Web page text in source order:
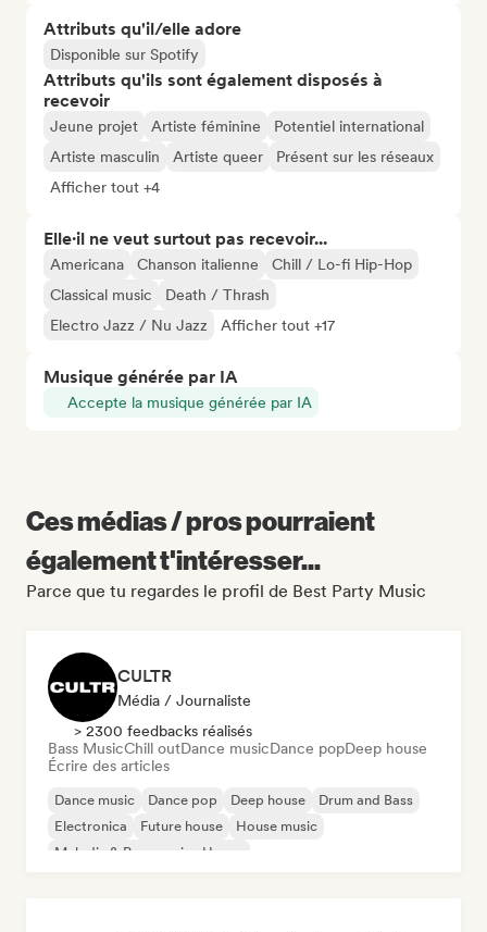
Attributs qu'il/elle adore
Disponible sur Spotify
Attributs qu'ils sont également disposés à
recevoir
Jeune projet Artiste féminine
Potentiel international
Artiste masculin
Artiste queer
Présent sur les réseaux
Afficher tout +4
Elle·il ne veut surtout pas recevoir...
Americana Chanson italienne
Chill / Lo-fi Hip-Hop
Classical music
Death / Thrash
Electro Jazz / Nu Jazz
Afficher tout +17
Musique générée par IA
Accepte la musique générée par IA
Ces médias / pros pourraient
également t'intéresser...
Parce que tu regardes le profil de Best Party Music
CULTR
Média / Journaliste
> 2300 feedbacks réalisés
Bass MusicChill outDance musicDance popDeep house
Écrire des articles
Dance music Dance pop Deep house
Drum and Bass
Electronica
Future house
House music
Melodic & Progressive House